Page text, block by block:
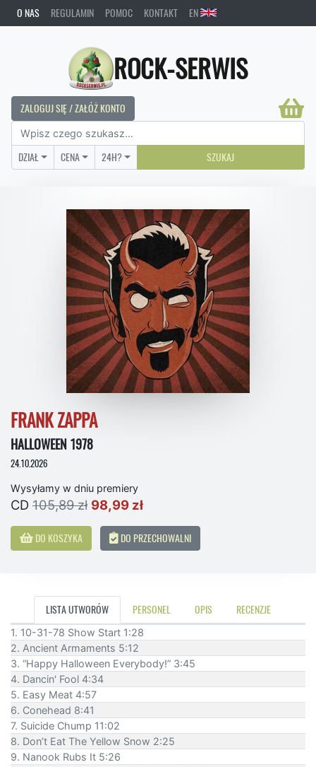
O NAS REGULAMIN POMOC KONTAKT EN
ROCK-SERWIS
ZALOGUJ SIĘ / ZAŁÓŻ KONTO
DZIAŁ CENA 24H? SZUKAJ
FRANK ZAPPA
HALLOWEEN 1978
24.10.2026
Wysyłamy w dniu premiery
CD 105,89 zł 98,99 zł
DO KOSZYKA DO PRZECHOWALNI
LISTA UTWORÓW PERSONEL OPIS RECENZJE
1. 10-31-78 Show Start 1:28
2. Ancient Armaments 5:12
3. “Happy Halloween Everybody!” 3:45
4. Dancin' Fool 4:34
5. Easy Meat 4:57
6. Conehead 8:41
7. Suicide Chump 11:02
8. Don’t Eat The Yellow Snow 2:25
9. Nanook Rubs It 5:26